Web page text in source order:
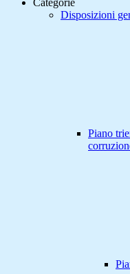
Categorie
Disposizioni
Piano